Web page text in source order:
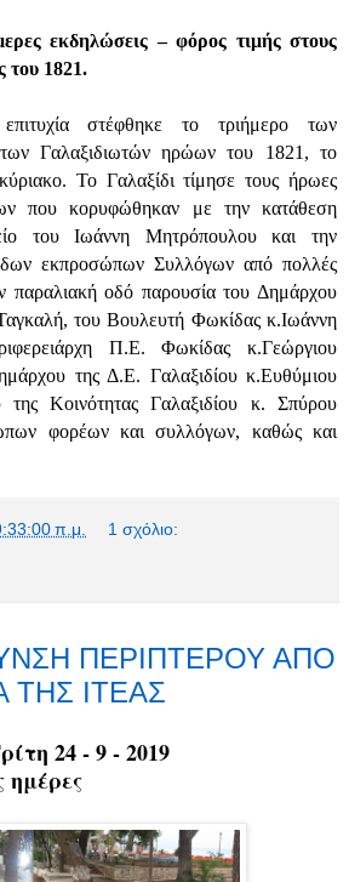
εκδηλώσεις – φόρος τιμής στους
του 1821.
στέφθηκε το τριήμερο των
Γαλαξιδιωτών ηρώων του 1821, το
Το Γαλαξίδι τίμησε τους ήρωες
που κορυφώθηκαν με την κατάθεση
του Ιωάννη Μητρόπουλου και την
εκπροσώπων Συλλόγων από πολλές
παραλιακή οδό παρουσία του Δημάρχου
του Βουλευτή Φωκίδας κ.Ιωάννη
Π.Ε. Φωκίδας κ.Γεώργιου
της Δ.Ε. Γαλαξιδίου κ.Ευθύμιου
Κοινότητας Γαλαξιδίου κ. Σπύρου
φορέων και συλλόγων, καθώς και
π.μ. 1 σχόλιο:
ΠΕΡΙΠΤΕΡΟΥ ΑΠΟ
ΤΗΣ ΙΤΕΑΣ
24 - 9 - 2019
ημέρες